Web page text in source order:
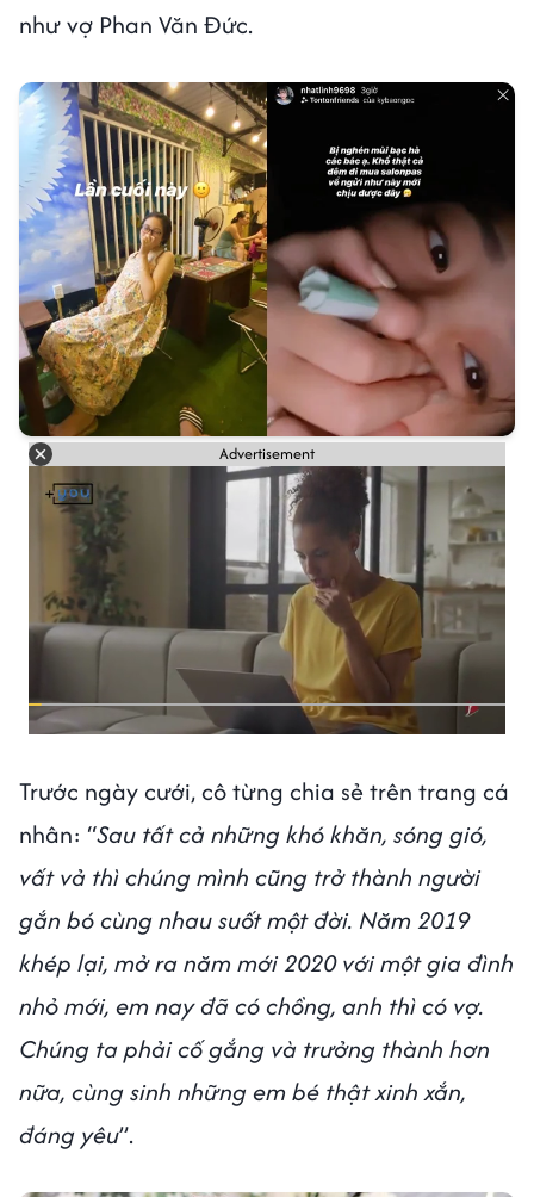
như vợ Phan Văn Đức.
Advertisement
Trước ngày cưới, cô từng chia sẻ trên trang cá
nhân: “Sau tất cả những khó khăn, sóng gió,
vất vả thì chúng mình cũng trở thành người
gắn bó cùng nhau suốt một đời. Năm 2019
khép lại, mở ra năm mới 2020 với một gia đình
nhỏ mới, em nay đã có chồng, anh thì có vợ.
Chúng ta phải cố gắng và trưởng thành hơn
nữa, cùng sinh những em bé thật xinh xắn,
đáng yêu”.